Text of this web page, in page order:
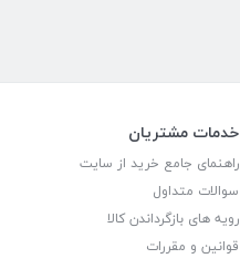
خدمات مشتریان
راهنمای جامع خرید از سایت
سوالات متداول
رویه های بازگرداندن کالا
قوانین و مقررات